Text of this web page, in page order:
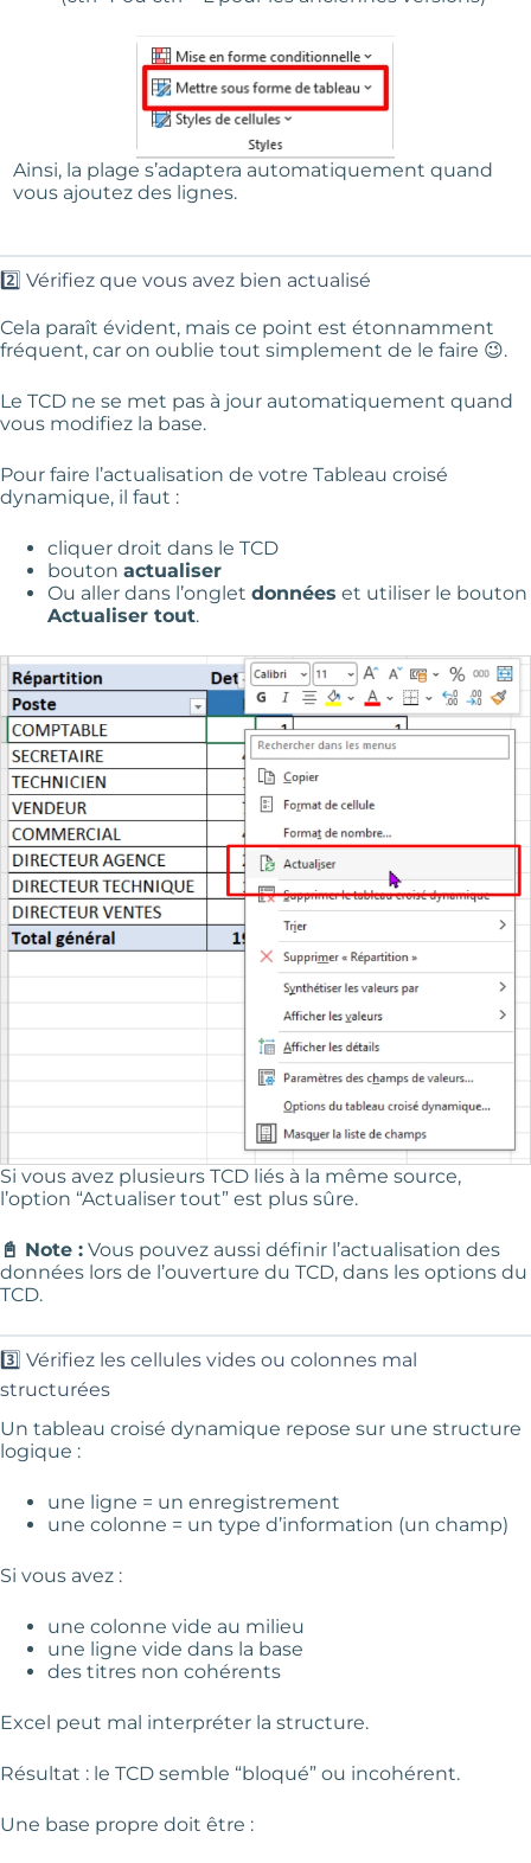
Ainsi, la plage s’adaptera automatiquement quand
vous ajoutez des lignes.
2️⃣ Vérifiez que vous avez bien actualisé
Cela paraît évident, mais ce point est étonnamment
fréquent, car on oublie tout simplement de le faire 😉.
Le TCD ne se met pas à jour automatiquement quand
vous modifiez la base.
Pour faire l’actualisation de votre Tableau croisé
dynamique, il faut :
cliquer droit dans le TCD
bouton actualiser
Ou aller dans l’onglet données et utiliser le bouton
Actualiser tout.
Si vous avez plusieurs TCD liés à la même source,
l’option “Actualiser tout” est plus sûre.
📓 Note : Vous pouvez aussi définir l’actualisation des
données lors de l’ouverture du TCD, dans les options du
TCD.
3️⃣ Vérifiez les cellules vides ou colonnes mal
structurées
Un tableau croisé dynamique repose sur une structure
logique :
une ligne = un enregistrement
une colonne = un type d’information (un champ)
Si vous avez :
une colonne vide au milieu
une ligne vide dans la base
des titres non cohérents
Excel peut mal interpréter la structure.
Résultat : le TCD semble “bloqué” ou incohérent.
Une base propre doit être :